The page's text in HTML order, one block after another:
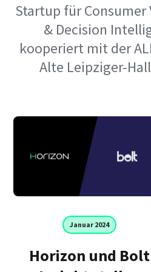
Startup für Consumer
& Decision
kooperiert mit der
Alte Leipziger-
Januar 2024
Horizon und Bolt